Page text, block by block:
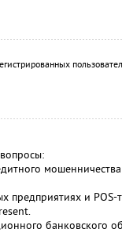
предприятиях и POS-
банковского